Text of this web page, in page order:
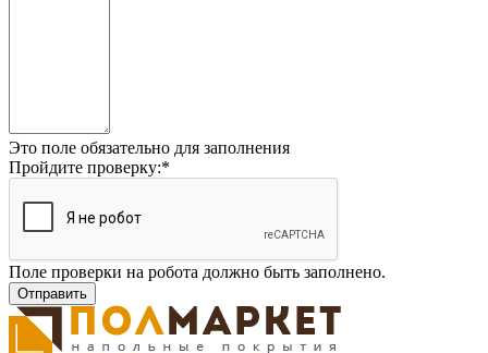
Это поле обязательно для заполнения
Пройдите проверку:*
Поле проверки на робота должно быть заполнено.